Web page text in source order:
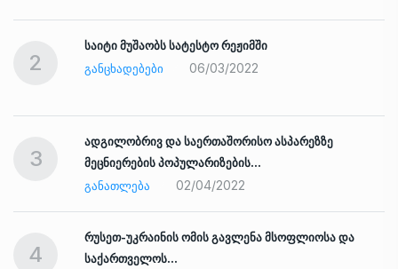
2
საიტი მუშაობს სატესტო რეჟიმში
ᲒᲐᲜᲪᲮᲐᲓᲔᲑᲔᲑᲘ
06/03/2022
3
ადგილობრივ და საერთაშორისო ასპარეზზე
მეცნიერების პოპულარიზების…
ᲒᲐᲜᲐᲗᲚᲔᲑᲐ
02/04/2022
4
რუსეთ-უკრაინის ომის გავლენა მსოფლიოსა და
საქართველოს…